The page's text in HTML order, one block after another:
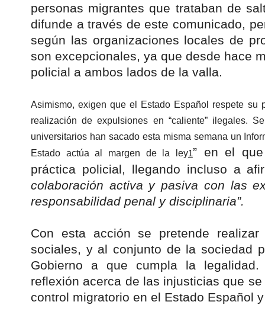
personas migrantes que trataban de
difunde a través de este comunicado,
según las organizaciones locales de
son excepcionales, ya que desde hace
policial a ambos lados de la valla.
Asimismo, exigen que el Estado Español respete su
realización de expulsiones en “caliente” ilegales.
universitarios han sacado esta misma semana un
Estado actúa al margen de la ley1” en el
práctica policial, llegando incluso a
colaboración activa y pasiva con las
responsabilidad penal y disciplinaria”.
Con esta acción se pretende
sociales, y al conjunto de la sociedad
Gobierno a que cumpla la legalidad.
reflexión acerca de las injusticias que
control migratorio en el Estado Español